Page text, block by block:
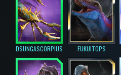
DSUNGASCORPIUS FUKUITOPS